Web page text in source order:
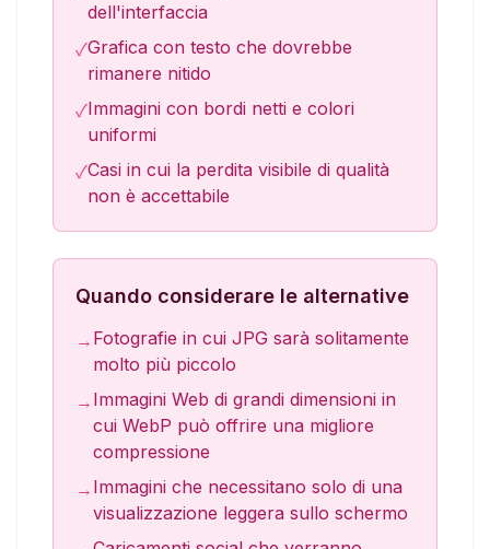
dell'interfaccia
✓Grafica con testo che dovrebbe
rimanere nitido
✓Immagini con bordi netti e colori
uniformi
✓Casi in cui la perdita visibile di qualità
non è accettabile
Quando considerare le alternative
→ Fotografie in cui JPG sarà solitamente
molto più piccolo
→ Immagini Web di grandi dimensioni in
cui WebP può offrire una migliore
compressione
→ Immagini che necessitano solo di una
visualizzazione leggera sullo schermo